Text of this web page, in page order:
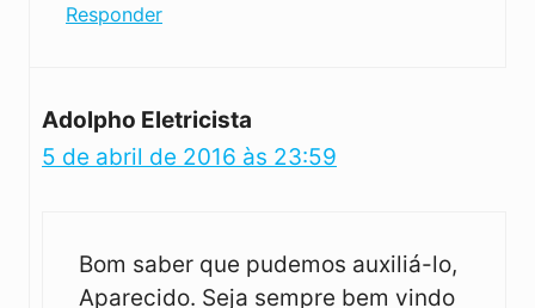
Responder
Adolpho Eletricista
5 de abril de 2016 às 23:59
Bom saber que pudemos auxiliá-lo,
Aparecido. Seja sempre bem vindo